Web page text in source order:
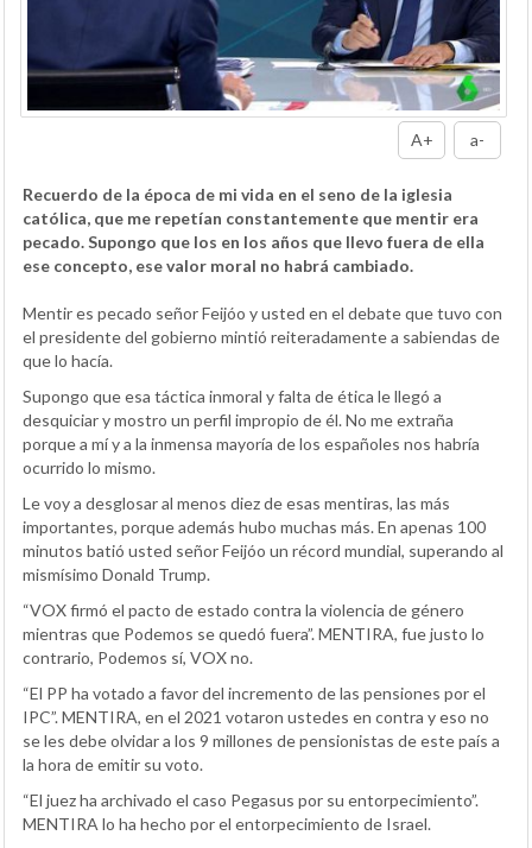
A+ a-
Recuerdo de la época de mi vida en el seno de la iglesia
católica, que me repetían constantemente que mentir era
pecado. Supongo que los en los años que llevo fuera de ella
ese concepto, ese valor moral no habrá cambiado.
Mentir es pecado señor Feijóo y usted en el debate que tuvo con
el presidente del gobierno mintió reiteradamente a sabiendas de
que lo hacía.
Supongo que esa táctica inmoral y falta de ética le llegó a
desquiciar y mostro un perfil impropio de él. No me extraña
porque a mí y a la inmensa mayoría de los españoles nos habría
ocurrido lo mismo.
Le voy a desglosar al menos diez de esas mentiras, las más
importantes, porque además hubo muchas más. En apenas 100
minutos batió usted señor Feijóo un récord mundial, superando al
mismísimo Donald Trump.
“VOX firmó el pacto de estado contra la violencia de género
mientras que Podemos se quedó fuera”. MENTIRA, fue justo lo
contrario, Podemos sí, VOX no.
“El PP ha votado a favor del incremento de las pensiones por el
IPC”. MENTIRA, en el 2021 votaron ustedes en contra y eso no
se les debe olvidar a los 9 millones de pensionistas de este país a
la hora de emitir su voto.
“El juez ha archivado el caso Pegasus por su entorpecimiento”.
MENTIRA lo ha hecho por el entorpecimiento de Israel.